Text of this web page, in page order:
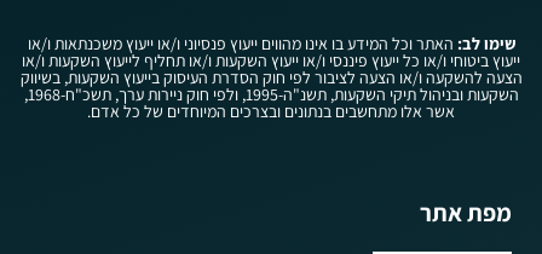
שימו לב: האתר וכל המידע בו אינו מהווים ייעוץ פנסיוני ו/או ייעוץ משכנתאות ו/או
ייעוץ ביטוחי ו/או כל ייעוץ פיננסי ו/או ייעוץ השקעות ו/או תחליף לייעוץ השקעות ו/או
הצעה להשקעה ו/או הצעה לציבור לפי חוק הסדרת העיסוק בייעוץ השקעות, בשיווק
השקעות ובניהול תיקי השקעות, תשנ"ה-1995, ולפי חוק ניירות ערך, תשכ"ח-1968,
אשר אלו מתחשבים בנתונים ובצרכים המיוחדים של כל אדם.
מפת אתר